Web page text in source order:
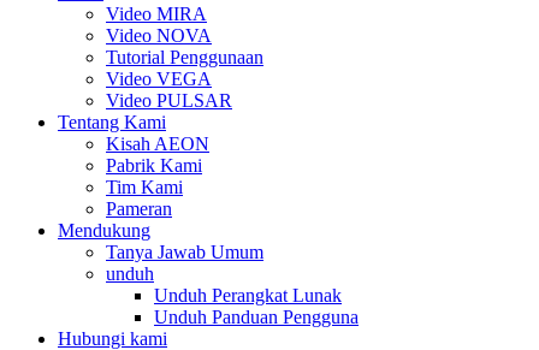
Video MIRA
Video NOVA
Tutorial Penggunaan
Video VEGA
Video PULSAR
Tentang Kami
Kisah AEON
Pabrik Kami
Tim Kami
Pameran
Mendukung
Tanya Jawab Umum
unduh
Unduh Perangkat Lunak
Unduh Panduan Pengguna
Hubungi kami